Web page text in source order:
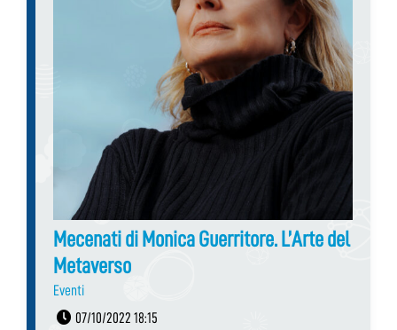
Mecenati di Monica Guerritore. L’Arte del
Metaverso
Eventi
07/10/2022 18:15